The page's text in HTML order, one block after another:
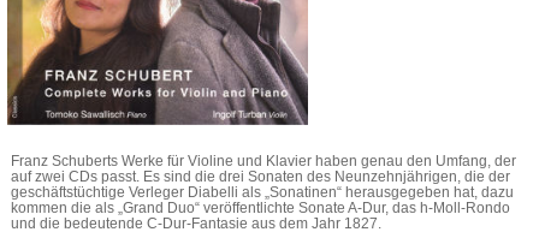
Franz Schuberts Werke für Violine und Klavier haben genau den Umfang, der
auf zwei CDs passt. Es sind die drei Sonaten des Neunzehnjährigen, die der
geschäftstüchtige Verleger Diabelli als „Sonatinen“ herausgegeben hat, dazu
kommen die als „Grand Duo“ veröffentlichte Sonate A-Dur, das h-Moll-Rondo
und die bedeutende C-Dur-Fantasie aus dem Jahr 1827.